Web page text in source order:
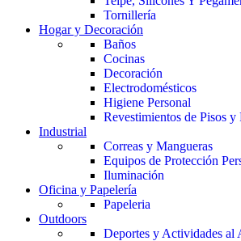
Tornillería
Hogar y Decoración
Baños
Cocinas
Decoración
Electrodomésticos
Higiene Personal
Revestimientos de Pisos y
Industrial
Correas y Mangueras
Equipos de Protección
Iluminación
Oficina y Papelería
Papeleria
Outdoors
Deportes y Actividades al